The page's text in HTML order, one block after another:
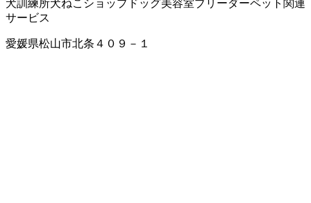
犬訓練所犬ねこショップドッグ美容室ブリーダーペット関連
サービス
愛媛県松山市北条４０９－１